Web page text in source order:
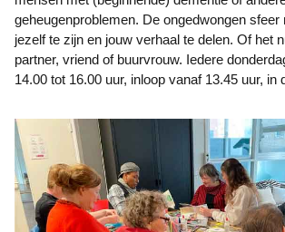
geheugenproblemen. De ongedwongen sfeer
jezelf te zijn en jouw verhaal te delen. Of het
partner, vriend of buurvrouw. Iedere
14.00 tot 16.00 uur, inloop vanaf 13.45 uur, in